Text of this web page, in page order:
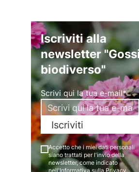
Iscriviti alla
newsletter
biodiverso"
Scrivi qui la tua e-mail*
Iscriviti
Accetto che i miei dati personali
siano trattati per l'invio della
newsletter, come indicato
nell'Informativa sulla Privacy.